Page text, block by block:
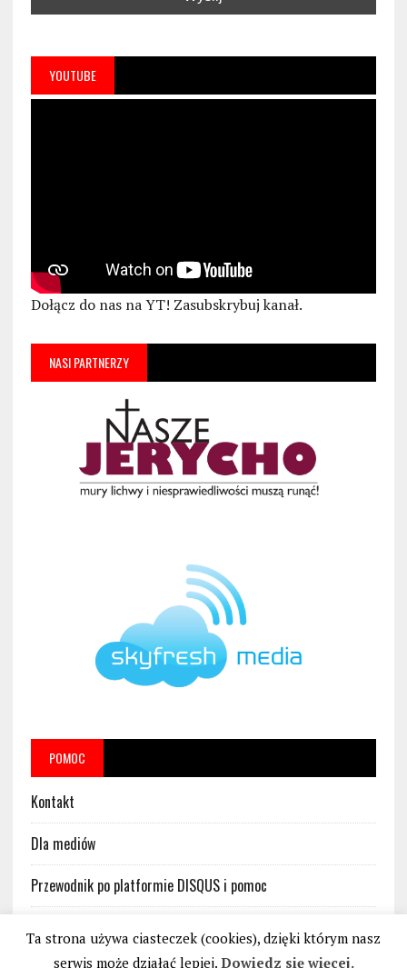
YOUTUBE
Dołącz do nas na YT! Zasubskrybuj kanał.
NASI PARTNERZY
POMOC
Kontakt
Dla mediów
Przewodnik po platformie DISQUS i pomoc
Regulamin platformy DISQUS w serwisie BankoweBezprawie.pl
Ta strona używa ciasteczek (cookies), dzięki którym nasz
serwis może działać lepiej. Dowiedz się więcej.